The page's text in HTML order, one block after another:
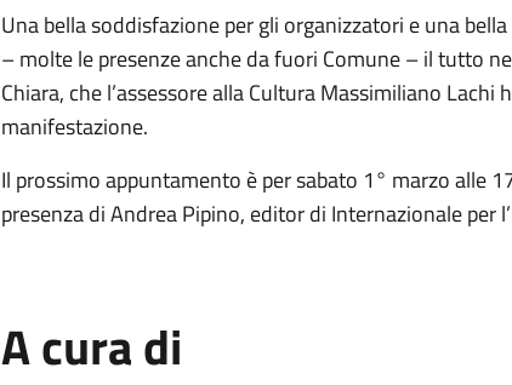
Una bella soddisfazione per gli organizzatori e una
– molte le presenze anche da fuori Comune – il tutto
Chiara, che l’assessore alla Cultura Massimiliano
manifestazione.
Il prossimo appuntamento è per sabato 1° marzo alle
presenza di Andrea Pipino, editor di Internazionale per
A cura di